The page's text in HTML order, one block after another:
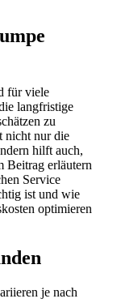
für viele
langfristige
zu
nicht nur die
hilft auch,
Beitrag erläutern
Service
ist und wie
optimieren
je nach